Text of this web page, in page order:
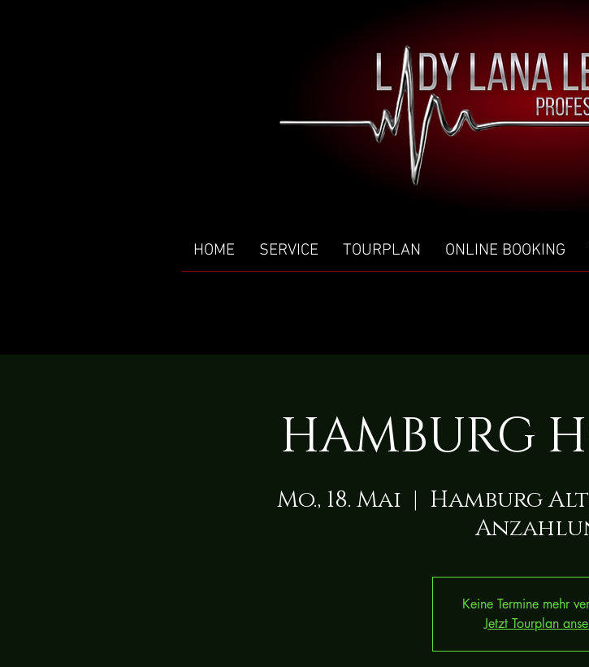
HOME SERVICE TOURPLAN ONLINE BOOKING
HAMBURG
Mo., 18. Mai
  |
Hamburg
Keine Termine mehr
Jetzt Tourplan